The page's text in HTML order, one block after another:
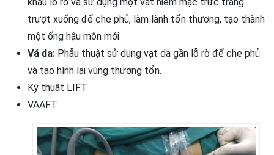
trượt xuống để che phủ, làm lành tổn thương, tạo thành
một ống hậu môn mới.
Vá da: Phẫu thuật sử dụng vạt da gần lỗ rò để che phủ
và tạo hình lại vùng thương tổn.
Kỹ thuật LIFT
VAAFT